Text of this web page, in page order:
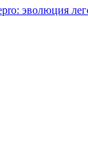
эволюция